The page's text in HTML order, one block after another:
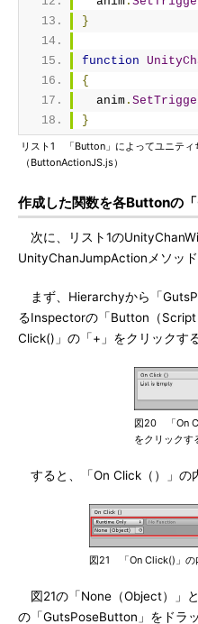
}
function
{
  anim
.
}
リスト1 「Button」によってユニティ
（ButtonActionJS.js）
作成した関数を各Buttonの
次に、リスト1の
UnityChanJumpActionメソッ
まず、Hierarchyから「
るInspectorの「Button（
Click()」の「+」をクリックす
図20 「On
をクリックす
すると、「On Click（）」の
図21 「On Click()」の
図21の「None（Object）」
の「GutsPoseButton」をドラ